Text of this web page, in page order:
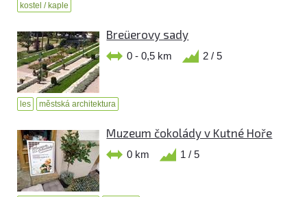
kostel / kaple
Breüerovy sady
0 - 0,5 km 2 / 5
les městská architektura
Muzeum čokolády v Kutné Hoře
0 km 1 / 5